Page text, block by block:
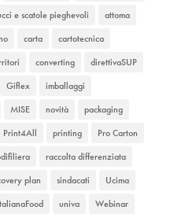
e scatole pieghevoli
attoma
carta
cartotecnica
converting
direttivaSUP
Giflex
imballaggi
MISE novità
packaging
Print4All printing
Pro Carton
raccolta differenziata
plan sindacati
Ucima
univa Webinar